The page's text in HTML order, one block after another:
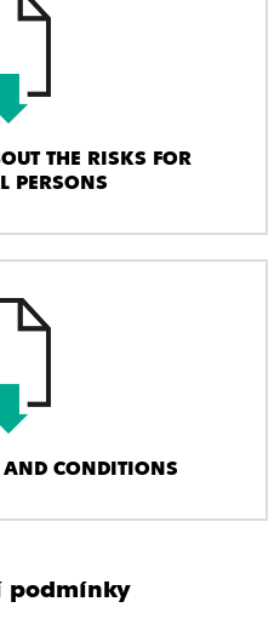
THE RISKS FOR
PERSONS
CONDITIONS
podmínky